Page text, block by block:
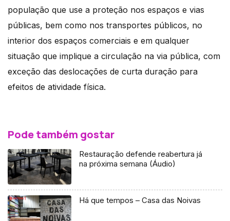
população que use a proteção nos espaços e vias
públicas, bem como nos transportes públicos, no
interior dos espaços comerciais e em qualquer
situação que implique a circulação na via pública, com
exceção das deslocações de curta duração para
efeitos de atividade física.
Pode também gostar
Restauração defende reabertura já
na próxima semana (Áudio)
Há que tempos – Casa das Noivas